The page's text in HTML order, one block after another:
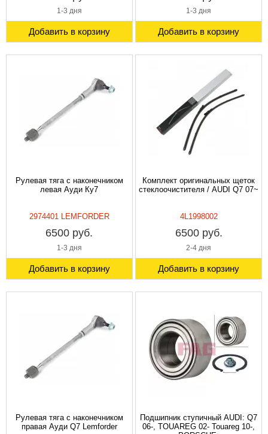
1-3 дня
Добавить в корзину
1-3 дня
Добавить в корзину
Рулевая тяга с наконечником
левая Ауди Ку7
2974401 LEMFORDER
6500 руб.
1-3 дня
Добавить в корзину
Комплект оригинальных щеток
стеклоочистителя / AUDI Q7 07~
4L1998002
6500 руб.
2-4 дня
Добавить в корзину
Рулевая тяга с наконечником
правая Ауди Q7 Lemforder
Подшипник ступичный AUDI: Q7
06-, TOUAREG 02- Touareg 10-,